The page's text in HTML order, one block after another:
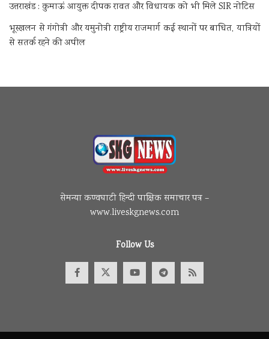
उत्तराखंड : कुमाऊं आयुक्त दीपक रावत और विधायक को भी मिले SIR नोटिस
भूस्खलन से गंगोत्री और यमुनोत्री राष्ट्रीय राजमार्ग कई स्थानों पर बाधित, यात्रियों
से सतर्क रहने की अपील
सेमन्या कण्वघाटी हिन्दी पाक्षिक समाचार पत्र –
www.liveskgnews.com
Follow Us